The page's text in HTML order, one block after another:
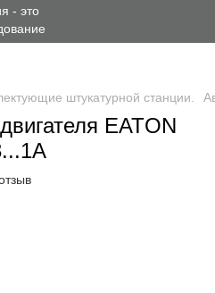
штукатурной станции.
EATON